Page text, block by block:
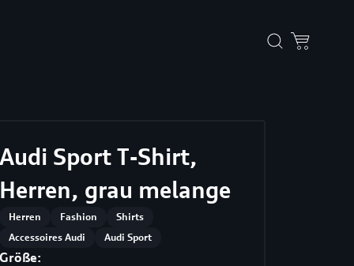
Audi Sport T-Shirt,
Herren, grau melange
Herren Fashion
Shirts
Accessoires Audi
Audi Sport
Größe: